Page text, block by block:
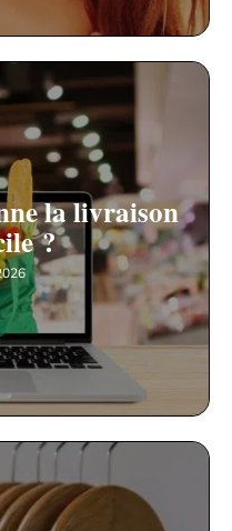
la livraison
?